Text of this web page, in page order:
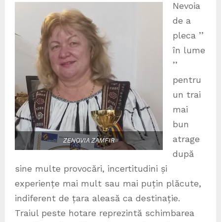
ZENOVIA ZAMFIR
Nevoia
de a
pleca ’’
în lume
’’
pentru
un trai
mai
bun
atrage
după
sine multe provocări, incertitudini și
experiențe mai mult sau mai puțin plăcute,
indiferent de țara aleasă ca destinație.
Traiul peste hotare reprezintă schimbarea